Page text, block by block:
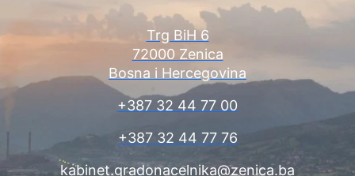
Trg BiH 6
72000 Zenica
Bosna i Hercegovina
+387 32 44 77 00
+387 32 44 77 76
kabinet.gradonacelnika@zenica.ba